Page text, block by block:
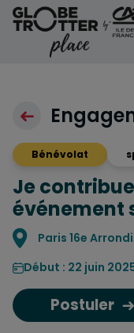
Aller au contenu
Bénévolat
Je
événement
Localisation
Paris 16e
Début : 22 juin
Postuler